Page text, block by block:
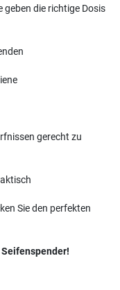
geben die richtige Dosis
gerecht zu
Sie den perfekten